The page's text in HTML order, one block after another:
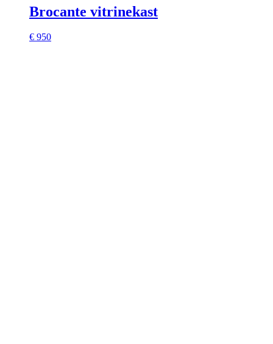
Brocante vitrinekast
€ 950